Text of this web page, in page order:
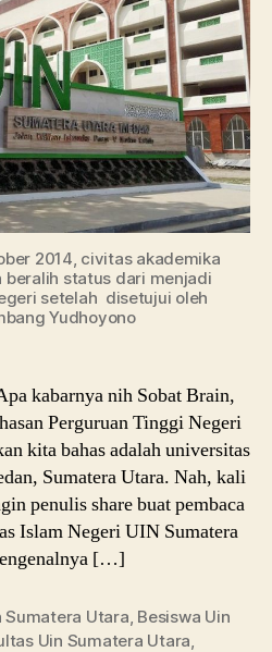
2014, civitas akademika
beralih status dari menjadi
setelah disetujui oleh
Yudhoyono
kabarnya nih Sobat Brain,
Perguruan Tinggi Negeri
kita bahas adalah universitas
Sumatera Utara. Nah, kali
penulis share buat pembaca
Islam Negeri UIN Sumatera
[…]
Sumatera Utara Besiswa Uin
Uin Sumatera Utara